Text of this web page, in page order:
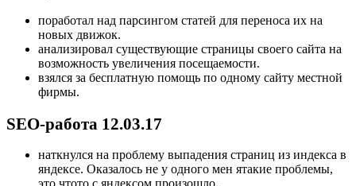
поработал над парсингом статей для переноса их на
новых движок.
анализировал существующие страницы своего сайта на
возможность увеличения посещаемости.
взялся за бесплатную помощь по одному сайту местной
фирмы.
SEO-работа 12.03.17
наткнулся на проблему выпадения страниц из индекса в
яндексе. Оказалось не у одного мен ятакие проблемы,
это чтото с яндексом произошло.